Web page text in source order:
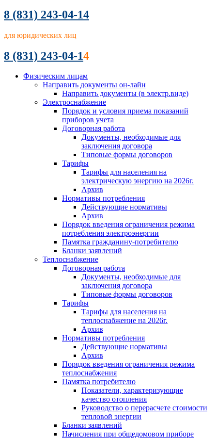
8 (831) 243-04-14
для юридических лиц
8 (831) 243-04-14
Физическим лицам
Направить документы он-лайн
Направить документы (в электр.виде)
Электроснабжение
Порядок и условия приема показаний
приборов учета
Договорная работа
Документы, необходимые для
заключения договора
Типовые формы договоров
Тарифы
Тарифы для населения на
электрическую энергию на 2026г.
Архив
Нормативы потребления
Действующие нормативы
Архив
Порядок введения ограничения режима
потребления электроэнергии
Памятка гражданину-потребителю
Бланки заявлений
Теплоснабжение
Договорная работа
Документы, необходимые для
заключения договора
Типовые формы договоров
Тарифы
Тарифы для населения на
теплоснабжение на 2026г.
Архив
Нормативы потребления
Действующие нормативы
Архив
Порядок введения ограничения режима
теплоснабжения
Памятка потребителю
Показатели, характеризующие
качество отопления
Руководство о перерасчете стоимости
тепловой энергии
Бланки заявлений
Начисления при общедомовом приборе